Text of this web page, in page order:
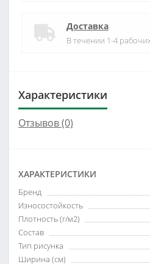
Доставка
В течении 1-4
Характеристики
Отзывов (0)
ХАРАКТЕРИСТИКИ
Бренд
Износостойкость
Плотность (г/м2)
Состав
Тип рисунка
Ширина (см)